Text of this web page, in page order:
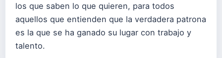
los que saben lo que quieren, para todos
aquellos que entienden que la verdadera patrona
es la que se ha ganado su lugar con trabajo y
talento.